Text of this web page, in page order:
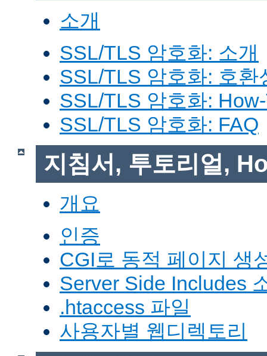
소개
SSL/TLS 암호화: 소개
SSL/TLS 암호화: 호환
SSL/TLS 암호화:
SSL/TLS 암호화: FAQ
지침서, 투토리얼,
개요
인증
CGI로 동적 페이지 생
Server Side Includes
.htaccess 파일
사용자별 웹디렉토리